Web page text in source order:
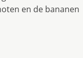
en de bananen